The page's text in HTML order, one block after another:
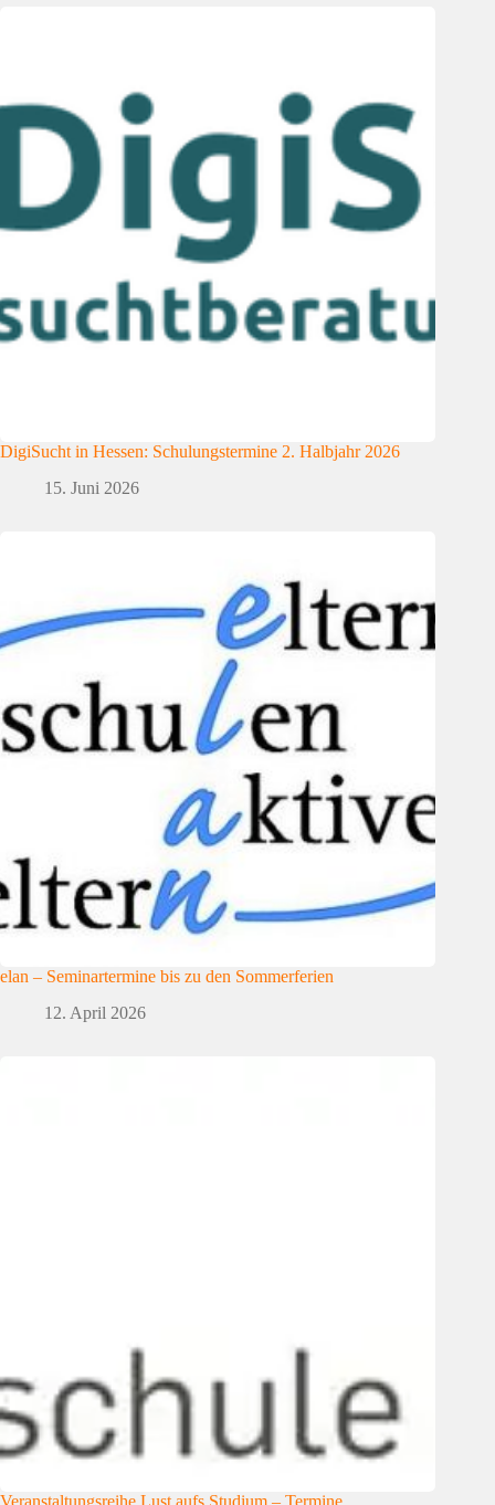
DigiSucht in Hessen: Schulungstermine 2. Halbjahr 2026
15. Juni 2026
elan – Seminartermine bis zu den Sommerferien
12. April 2026